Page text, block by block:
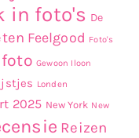
in foto's De
Feelgood Foto's
foto Gewoon Iloon
Londen
2025 New York New
Reizen